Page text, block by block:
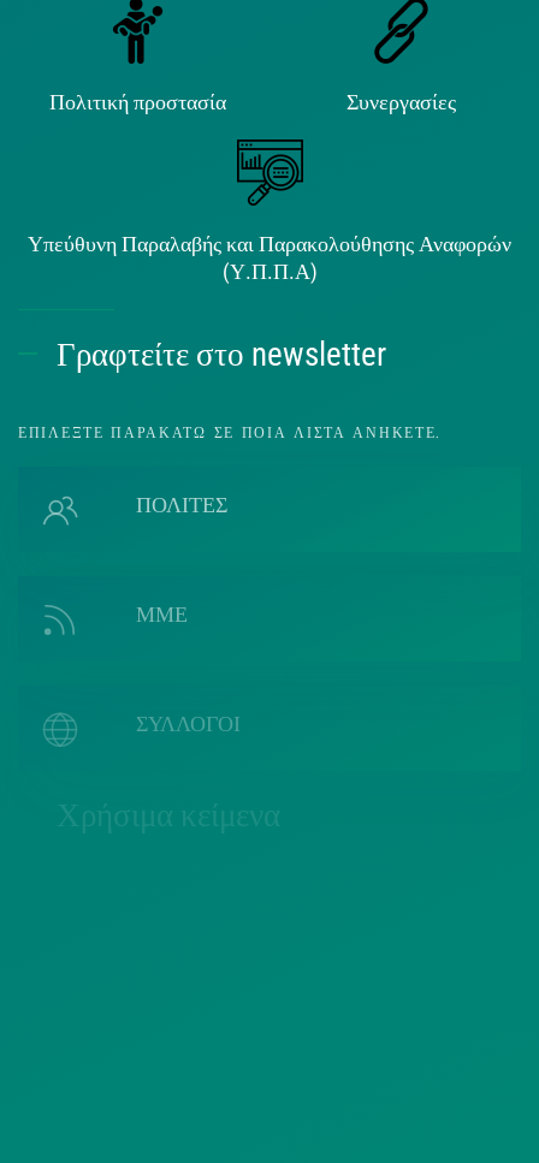
Πολιτική προστασία Συνεργασίες
Υπεύθυνη Παραλαβής και Παρακολούθησης Αναφορών
(Υ.Π.Π.Α)
Γραφτείτε στο newsletter
ΕΠΙΛΈΞΤΕ ΠΑΡΑΚΆΤΩ ΣΕ ΠΟΙΑ ΛΊΣΤΑ ΑΝΉΚΕΤΕ.
ΠΟΛΙΤΕΣ
ΜΜΕ
ΣΥΛΛΟΓΟΙ
Χρήσιμα κείμενα